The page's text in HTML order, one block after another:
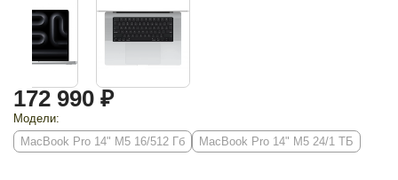
172 990 ₽
Модели:
MacBook Pro 14" M5 16/512 Гб
MacBook Pro 14" M5 24/1 ТБ